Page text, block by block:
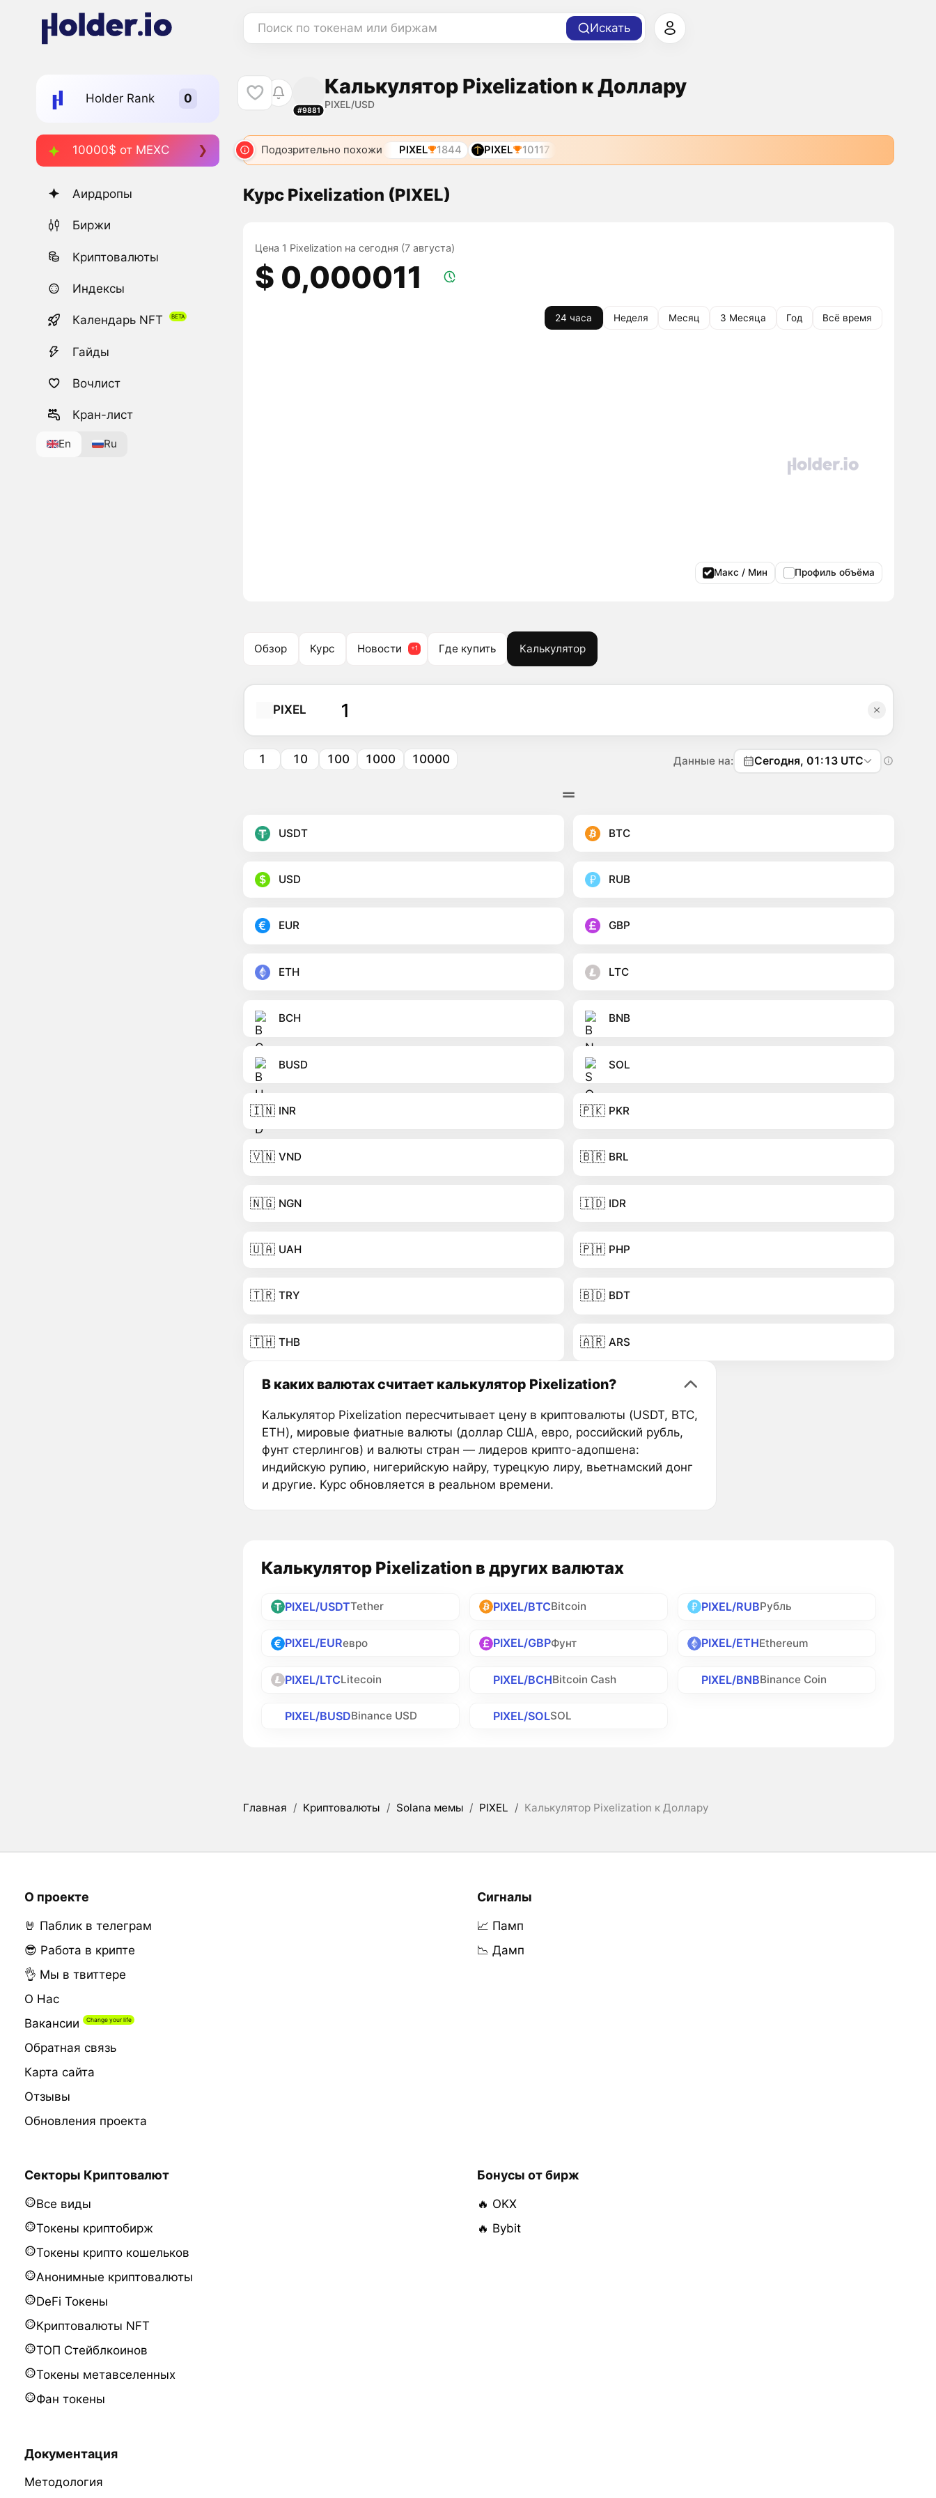
Поиск по токенам или биржам Искать
Holder Rank
10000$ от MEXC
Аирдропы
Биржи
Криптовалюты
Индексы
Календарь NFT
Гайды
Вочлист
Кран-лист
En Ru
#9881
Калькулятор Pixelization к Доллару
PIXEL/USD
Подозрительно похожи PIXEL 1844 PIXEL 10117
Курс Pixelization (PIXEL)
Цена 1 Pixelization на сегодня (7 августа)
$ 0,000011
24 часа Неделя Месяц 3 Месяца Год Всё время
Макс / Мин Профиль объёма
Обзор Курс Новости Где купить Калькулятор
PIXEL
1 10 100 1000 10000 Данные на: Сегодня, 01:13 UTC
USDT BTC
USD RUB
EUR GBP
ETH LTC
BCH BNB
BUSD SOL
🇮🇳 INR 🇵🇰 PKR
🇻🇳 VND 🇧🇷 BRL
🇳🇬 NGN 🇮🇩 IDR
🇺🇦 UAH 🇵🇭 PHP
🇹🇷 TRY 🇧🇩 BDT
🇹🇭 THB 🇦🇷 ARS
В каких валютах считает калькулятор Pixelization?
Калькулятор Pixelization пересчитывает цену в криптовалюты (USDT, BTC,
ETH), мировые фиатные валюты (доллар США, евро, российский рубль,
фунт стерлингов) и валюты стран — лидеров крипто-адопшена:
индийскую рупию, нигерийскую найру, турецкую лиру, вьетнамский донг
и другие. Курс обновляется в реальном времени.
Калькулятор Pixelization в других валютах
PIXEL/USDTTether PIXEL/BTCBitcoin PIXEL/RUBРубль
PIXEL/EURевро PIXEL/GBPФунт PIXEL/ETHEthereum
PIXEL/LTCLitecoin PIXEL/BCHBitcoin Cash PIXEL/BNBBinance Coin
PIXEL/BUSDBinance USD PIXEL/SOLSOL
Главная / Криптовалюты / Solana мемы / PIXEL / Калькулятор Pixelization к Доллару
О проекте
🤘 Паблик в телеграм
😎 Работа в крипте
👌 Мы в твиттере
О Нас
Вакансии
Обратная связь
Карта сайта
Отзывы
Обновления проекта
Сигналы
📈 Памп
📉 Дамп
Секторы Криптовалют
Все виды
Токены криптобирж
Токены крипто кошельков
Анонимные криптовалюты
DeFi Токены
Криптовалюты NFT
ТОП Стейблкоинов
Токены метавселенных
Фан токены
Бонусы от бирж
🔥 OKX
🔥 Bybit
Документация
Методология